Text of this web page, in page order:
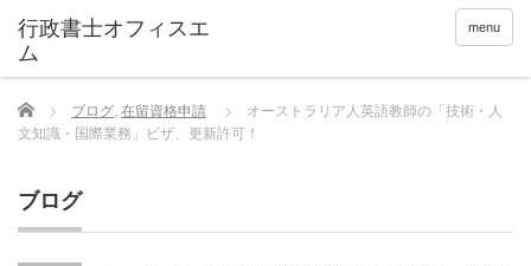
menu
Home ブログ, 在留資格申請
オーストラリア人英語教師の「技術・人
文知識・国際業務」ビザ、更新許可！
ブログ